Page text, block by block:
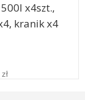
x4szt.,
kranik x4